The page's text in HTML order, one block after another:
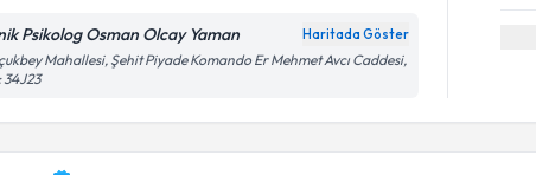
Psikolog Osman Olcay Yaman Haritada Göster
Mahallesi, Şehit Piyade Komando Er Mehmet Avcı Caddesi,
34J23